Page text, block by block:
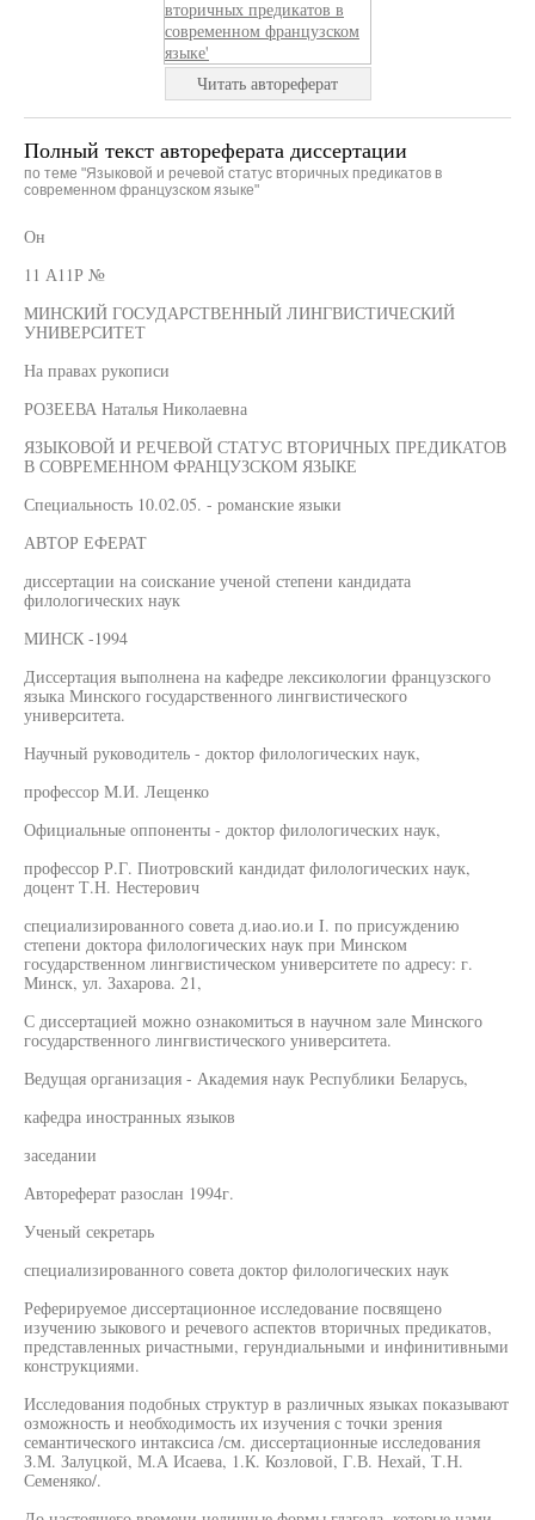
Читать автореферат
Полный текст автореферата диссертации
по теме "Языковой и речевой статус вторичных предикатов в
современном французском языке"
Он
11 А11Р №
МИНСКИЙ ГОСУДАРСТВЕННЫЙ ЛИНГВИСТИЧЕСКИЙ
УНИВЕРСИТЕТ
На правах рукописи
РОЗЕЕВА Наталья Николаевна
ЯЗЫКОВОЙ И РЕЧЕВОЙ СТАТУС ВТОРИЧНЫХ ПРЕДИКАТОВ
В СОВРЕМЕННОМ ФРАНЦУЗСКОМ ЯЗЫКЕ
Специальность 10.02.05. - романские языки
АВТОР ЕФЕРАТ
диссертации на соискание ученой степени кандидата
филологических наук
МИНСК -1994
Диссертация выполнена на кафедре лексикологии французского
языка Минского государственного лингвистического
университета.
Научный руководитель - доктор филологических наук,
профессор М.И. Лещенко
Официальные оппоненты - доктор филологических наук,
профессор Р.Г. Пиотровский кандидат филологических наук,
доцент Т.Н. Нестерович
специализированного совета д.иао.ио.и I. по присуждению
степени доктора филологических наук при Минском
государственном лингвистическом университете по адресу: г.
Минск, ул. Захарова. 21,
С диссертацией можно ознакомиться в научном зале Минского
государственного лингвистического университета.
Ведущая организация - Академия наук Республики Беларусь,
кафедра иностранных языков
заседании
Автореферат разослан 1994г.
Ученый секретарь
специализированного совета доктор филологических наук
Реферируемое диссертационное исследование посвящено
изучению зыкового и речевого аспектов вторичных предикатов,
представленных ричастными, герундиальными и инфинитивными
конструкциями.
Исследования подобных структур в различных языках показывают
озможность и необходимость их изучения с точки зрения
семантического интаксиса /см. диссертационные исследования
З.М. Залуцкой, М.А Исаева, 1.К. Козловой, Г.В. Нехай, Т.Н.
Семеняко/.